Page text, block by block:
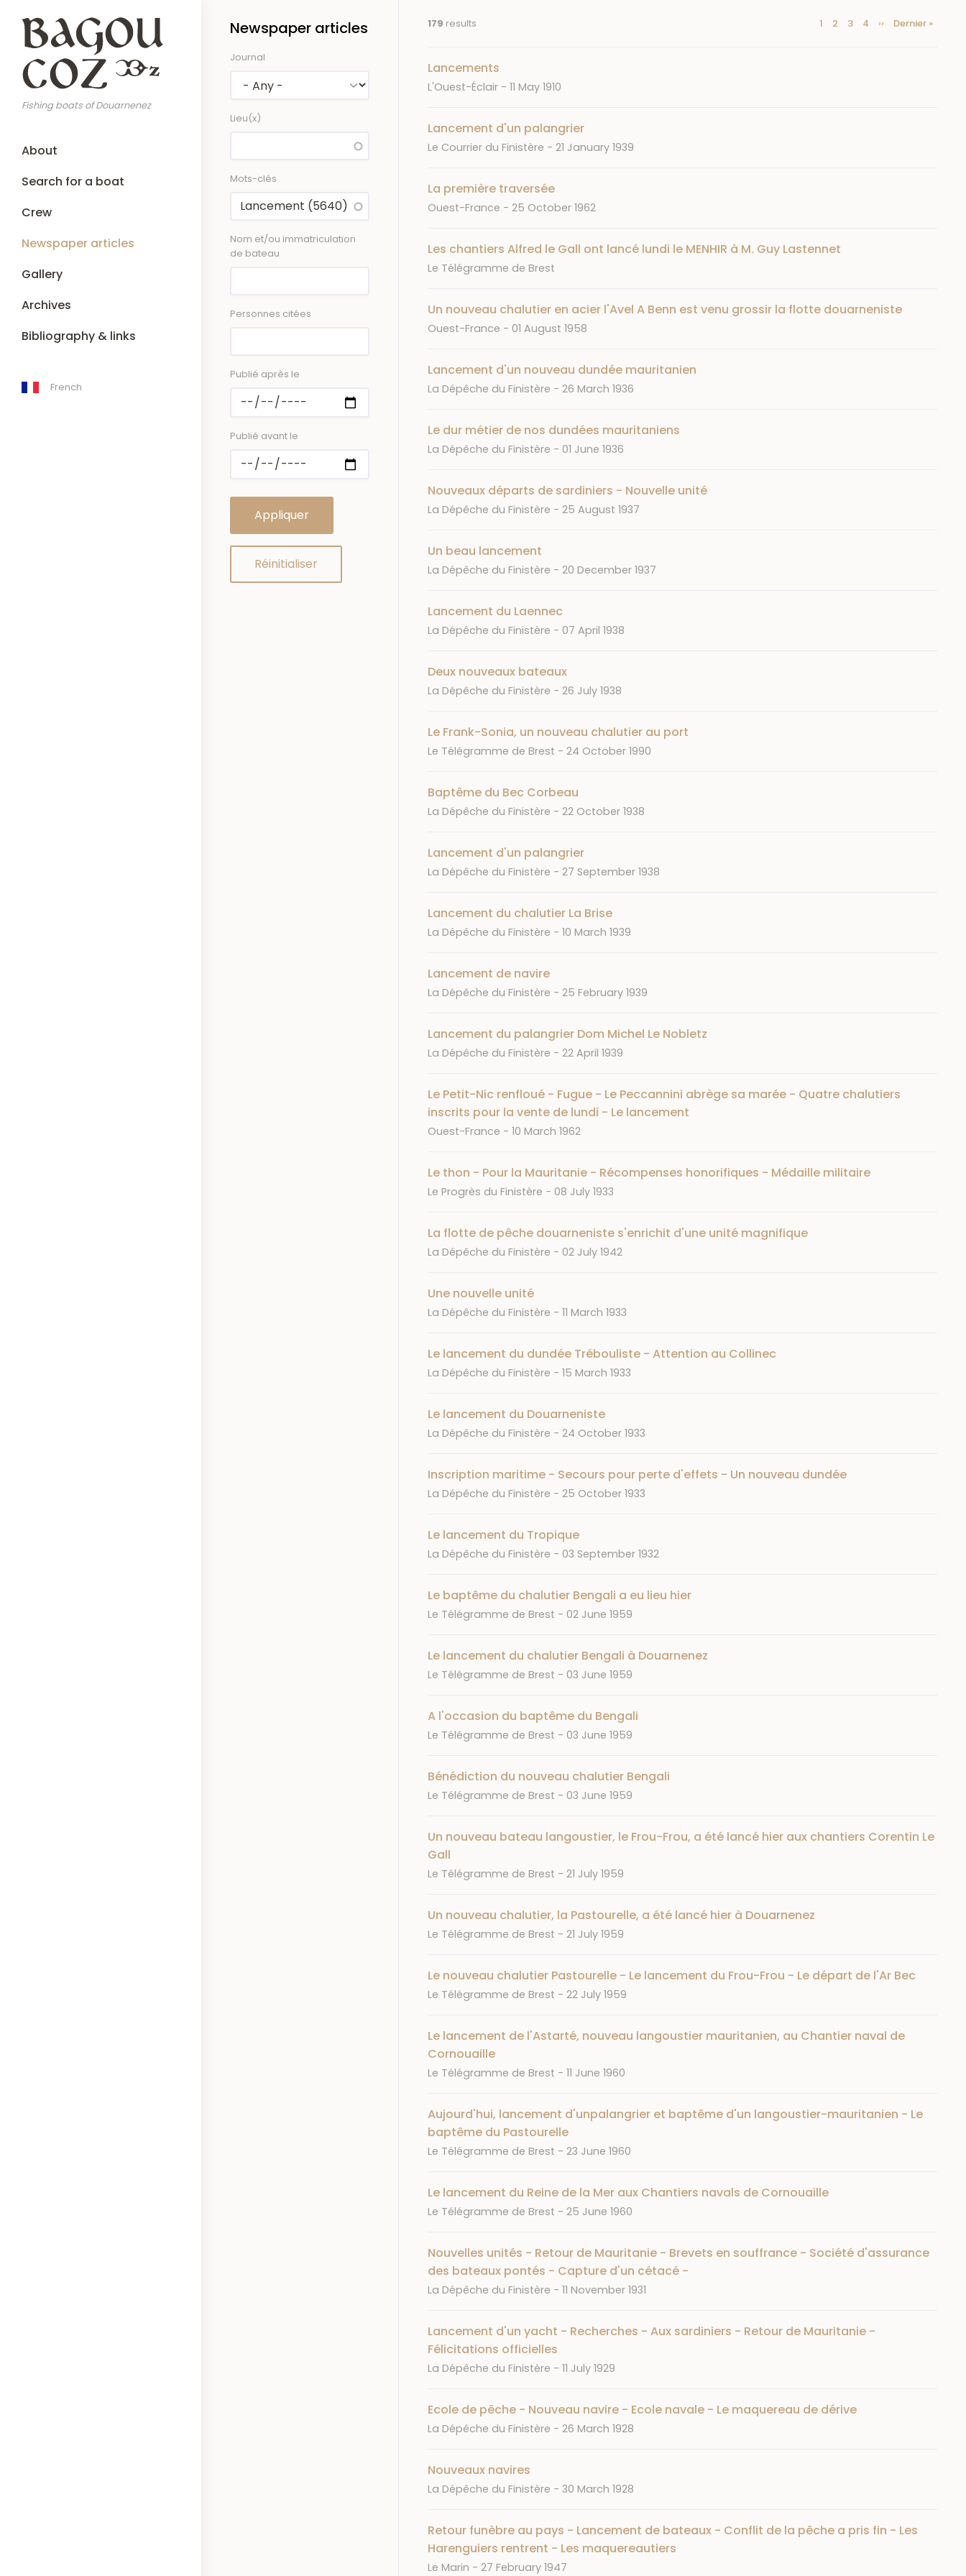
main
content
Fishing boats of Douarnenez
MainAbout
Search for a boat
Crew
Newspaper articles
Gallery
Archives
Bibliography & links
French
Newspaper articles
Journal
Lieu(x)
Mots-clés
Nom et/ou immatriculation
de bateau
Personnes citées
Publié après le
Publié avant le
179 results
Pagination
Current
1 Page
2 Page
3 Page
4
Next
››
Last
Dernier »
Lancements
Journal
L'Ouest-Éclair Date
11 May 1910
Lancement d'un palangrier
Journal
Le Courrier du Finistère Date
21 January 1939
La première traversée
Journal
Ouest-France Date
25 October 1962
Les chantiers Alfred le Gall ont lancé lundi le MENHIR à M. Guy Lastennet
Journal
Le Télégramme de Brest
Un nouveau chalutier en acier l'Avel A Benn est venu grossir la flotte douarneniste
Journal
Ouest-France Date
01 August 1958
Lancement d'un nouveau dundée mauritanien
Journal
La Dépêche du Finistère Date
26 March 1936
Le dur métier de nos dundées mauritaniens
Journal
La Dépêche du Finistère Date
01 June 1936
Nouveaux départs de sardiniers - Nouvelle unité
Journal
La Dépêche du Finistère Date
25 August 1937
Un beau lancement
Journal
La Dépêche du Finistère Date
20 December 1937
Lancement du Laennec
Journal
La Dépêche du Finistère Date
07 April 1938
Deux nouveaux bateaux
Journal
La Dépêche du Finistère Date
26 July 1938
Le Frank-Sonia, un nouveau chalutier au port
Journal
Le Télégramme de Brest Date
24 October 1990
Baptême du Bec Corbeau
Journal
La Dépêche du Finistère Date
22 October 1938
Lancement d'un palangrier
Journal
La Dépêche du Finistère Date
27 September 1938
Lancement du chalutier La Brise
Journal
La Dépêche du Finistère Date
10 March 1939
Lancement de navire
Journal
La Dépêche du Finistère Date
25 February 1939
Lancement du palangrier Dom Michel Le Nobletz
Journal
La Dépêche du Finistère Date
22 April 1939
Le Petit-Nic renfloué - Fugue - Le Peccannini abrège sa marée - Quatre chalutiers
inscrits pour la vente de lundi - Le lancement
Journal
Ouest-France Date
10 March 1962
Le thon - Pour la Mauritanie - Récompenses honorifiques - Médaille militaire
Journal
Le Progrès du Finistère Date
08 July 1933
La flotte de pêche douarneniste s'enrichit d'une unité magnifique
Journal
La Dépêche du Finistère Date
02 July 1942
Une nouvelle unité
Journal
La Dépêche du Finistère Date
11 March 1933
Le lancement du dundée Trébouliste - Attention au Collinec
Journal
La Dépêche du Finistère Date
15 March 1933
Le lancement du Douarneniste
Journal
La Dépêche du Finistère Date
24 October 1933
Inscription maritime - Secours pour perte d'effets - Un nouveau dundée
Journal
La Dépêche du Finistère Date
25 October 1933
Le lancement du Tropique
Journal
La Dépêche du Finistère Date
03 September 1932
Le baptême du chalutier Bengali a eu lieu hier
Journal
Le Télégramme de Brest Date
02 June 1959
Le lancement du chalutier Bengali à Douarnenez
Journal
Le Télégramme de Brest Date
03 June 1959
A l'occasion du baptême du Bengali
Journal
Le Télégramme de Brest Date
03 June 1959
Bénédiction du nouveau chalutier Bengali
Journal
Le Télégramme de Brest Date
03 June 1959
Un nouveau bateau langoustier, le Frou-Frou, a été lancé hier aux chantiers Corentin Le
Gall
Journal
Le Télégramme de Brest Date
21 July 1959
Un nouveau chalutier, la Pastourelle, a été lancé hier à Douarnenez
Journal
Le Télégramme de Brest Date
21 July 1959
Le nouveau chalutier Pastourelle - Le lancement du Frou-Frou - Le départ de l'Ar Bec
Journal
Le Télégramme de Brest Date
22 July 1959
Le lancement de l'Astarté, nouveau langoustier mauritanien, au Chantier naval de
Cornouaille
Journal
Le Télégramme de Brest Date
11 June 1960
Aujourd'hui, lancement d'unpalangrier et baptême d'un langoustier-mauritanien - Le
baptême du Pastourelle
Journal
Le Télégramme de Brest Date
23 June 1960
Le lancement du Reine de la Mer aux Chantiers navals de Cornouaille
Journal
Le Télégramme de Brest Date
25 June 1960
Nouvelles unités - Retour de Mauritanie - Brevets en souffrance - Société d'assurance
des bateaux pontés - Capture d'un cétacé -
Journal
La Dépêche du Finistère Date
11 November 1931
Lancement d'un yacht - Recherches - Aux sardiniers - Retour de Mauritanie -
Félicitations officielles
Journal
La Dépêche du Finistère Date
11 July 1929
Ecole de pêche - Nouveau navire - Ecole navale - Le maquereau de dérive
Journal
La Dépêche du Finistère Date
26 March 1928
Nouveaux navires
Journal
La Dépêche du Finistère Date
30 March 1928
Retour funèbre au pays - Lancement de bateaux - Conflit de la pêche a pris fin - Les
Harenguiers rentrent - Les maquereautiers
Journal
Le Marin Date
27 February 1947